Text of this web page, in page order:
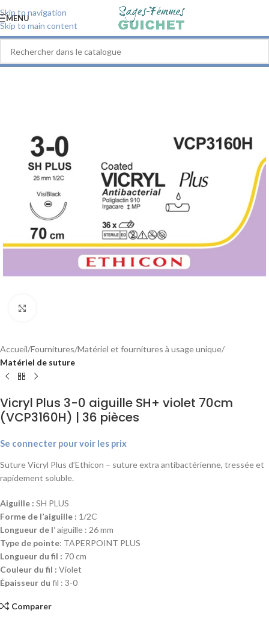
Skip to navigation
Skip to main content
MENU
Accueil Fournitures Matériel et fournitures à usage unique
Matériel de suture
Vicryl Plus 3-0 aiguille SH+ violet 70cm
(VCP3160H) | 36 pièces
Se connecter pour voir les prix
Suture Vicryl Plus d’Ethicon – suture extra antibactérienne, tressée et
rapidement soluble.
Aiguille : SH PLUS
Forme de l’aiguille : 1/2C
Longueur de l’aiguille : 26 mm
Type de pointe: TAPERPOINT PLUS
Longueur du fil : 70 cm
Couleur du fil : Violet
Épaisseur du fil : 3-0
Comparer